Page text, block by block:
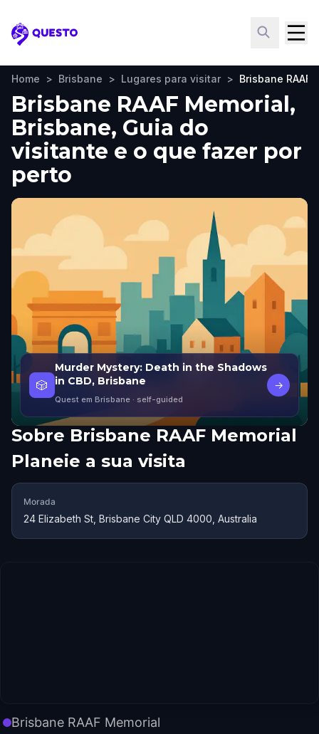
Questo
Home > Brisbane > Lugares para visitar > Brisbane RAAF
Brisbane RAAF Memorial,
Brisbane, Guia do
visitante e o que fazer por
perto
🎲
Murder Mystery: Death in the Shadows
in CBD, Brisbane
Quest em Brisbane · self-guided
→
Sobre Brisbane RAAF Memorial
Planeie a sua visita
Morada
24 Elizabeth St, Brisbane City QLD 4000, Australia
Brisbane RAAF Memorial